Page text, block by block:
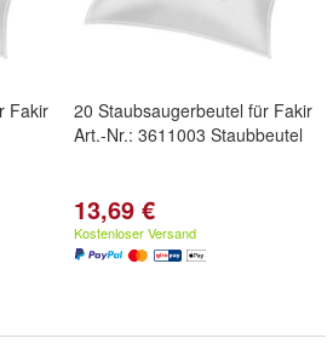
Fakir
20 Staubsaugerbeutel für Fakir
Art.-Nr.: 3611003 Staubbeutel
13,69 €
Kostenloser Versand